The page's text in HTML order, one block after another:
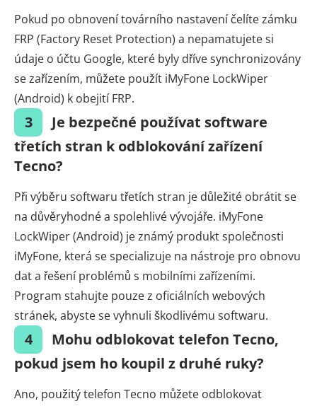
Pokud po obnovení továrního nastavení čelíte zámku
FRP (Factory Reset Protection) a nepamatujete si
údaje o účtu Google, které byly dříve synchronizovány
se zařízením, můžete použít iMyFone LockWiper
(Android) k obejití FRP.
3
Je bezpečné používat software
třetích stran k odblokování zařízení
Tecno?
Při výběru softwaru třetích stran je důležité obrátit se
na důvěryhodné a spolehlivé vývojáře. iMyFone
LockWiper (Android) je známý produkt společnosti
iMyFone, která se specializuje na nástroje pro obnovu
dat a řešení problémů s mobilními zařízeními.
Program stahujte pouze z oficiálních webových
stránek, abyste se vyhnuli škodlivému softwaru.
4
Mohu odblokovat telefon Tecno,
pokud jsem ho koupil z druhé ruky?
Ano, použitý telefon Tecno můžete odblokovat